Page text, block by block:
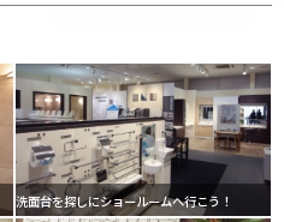
洗面台を探しにショールームへ行こう！